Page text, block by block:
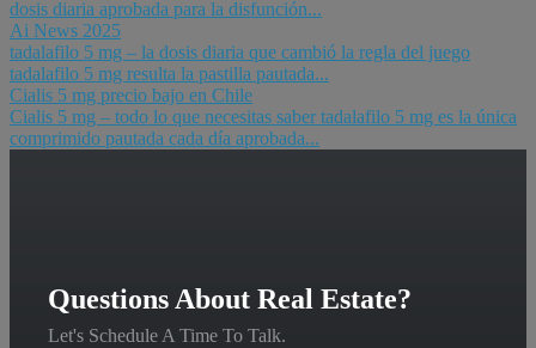
dosis diaria aprobada para la disfunción...
Ai News 2025
tadalafilo 5 mg – la dosis diaria que cambió la regla del juego
tadalafilo 5 mg resulta la pastilla pautada...
Cialis 5 mg precio bajo en Chile
Cialis 5 mg – todo lo que necesitas saber tadalafilo 5 mg es la única
comprimido pautada cada día aprobada...
Questions About Real Estate?
Let's Schedule A Time To Talk.